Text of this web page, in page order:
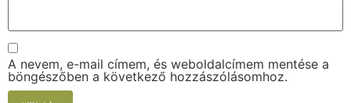
A nevem, e-mail címem, és weboldalcímem mentése a
böngészőben a következő hozzászólásomhoz.